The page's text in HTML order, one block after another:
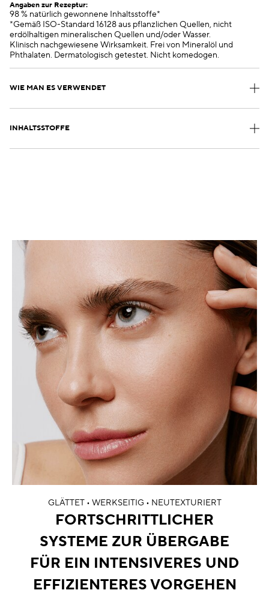
Angaben zur Rezeptur:
98 % natürlich gewonnene Inhaltsstoffe*
*Gemäß ISO-Standard 16128 aus pflanzlichen Quellen, nicht
erdölhaltigen mineralischen Quellen und/oder Wasser.
Klinisch nachgewiesene Wirksamkeit. Frei von Mineralöl und
Phthalaten. Dermatologisch getestet. Nicht komedogen.
WIE MAN ES VERWENDET
INHALTSSTOFFE
GLÄTTET • WERKSEITIG • NEUTEXTURIERT
FORTSCHRITTLICHER
SYSTEME ZUR ÜBERGABE
FÜR EIN INTENSIVERES UND
EFFIZIENTERES VORGEHEN